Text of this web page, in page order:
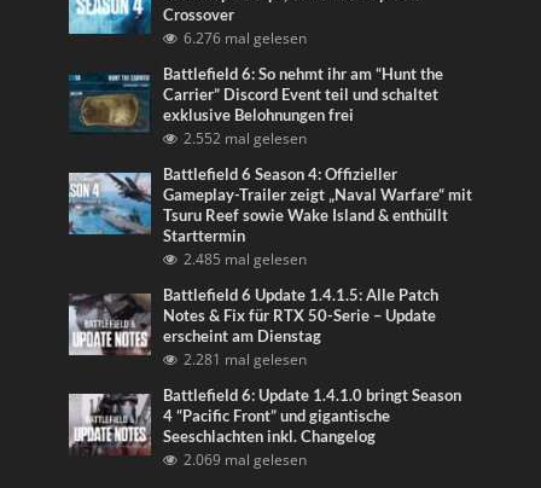
Crossover
6.276 mal gelesen
Battlefield 6: So nehmt ihr am “Hunt the
Carrier” Discord Event teil und schaltet
exklusive Belohnungen frei
2.552 mal gelesen
Battlefield 6 Season 4: Offizieller
Gameplay-Trailer zeigt „Naval Warfare“ mit
Tsuru Reef sowie Wake Island & enthüllt
Starttermin
2.485 mal gelesen
Battlefield 6 Update 1.4.1.5: Alle Patch
Notes & Fix für RTX 50-Serie – Update
erscheint am Dienstag
2.281 mal gelesen
Battlefield 6: Update 1.4.1.0 bringt Season
4 “Pacific Front” und gigantische
Seeschlachten inkl. Changelog
2.069 mal gelesen